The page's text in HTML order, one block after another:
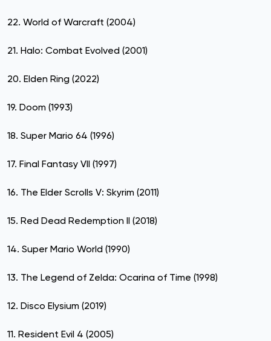
22. World of Warcraft (2004)
21. Halo: Combat Evolved (2001)
20. Elden Ring (2022)
19. Doom (1993)
18. Super Mario 64 (1996)
17. Final Fantasy VII (1997)
16. The Elder Scrolls V: Skyrim (2011)
15. Red Dead Redemption II (2018)
14. Super Mario World (1990)
13. The Legend of Zelda: Ocarina of Time (1998)
12. Disco Elysium (2019)
11. Resident Evil 4 (2005)